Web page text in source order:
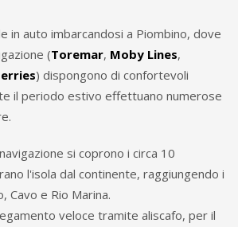
in auto imbarcandosi a Piombino, dove
(Toremar, Moby Lines,
) dispongono di confortevoli
il periodo estivo effettuano numerose
si coprono i circa 10
l'isola dal continente, raggiungendo i
e Rio Marina.
veloce tramite aliscafo, per il